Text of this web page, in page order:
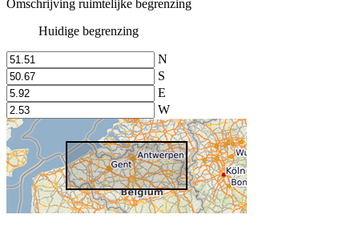
Omschrijving ruimtelijke begrenzing
Huidige begrenzing
N
S
E
W